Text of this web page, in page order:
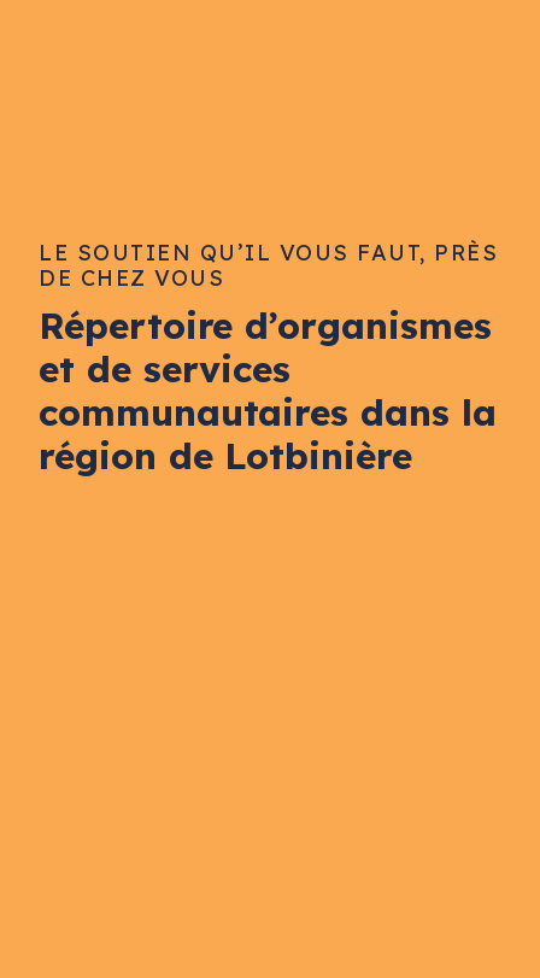
LE SOUTIEN QU’IL VOUS FAUT, PRÈS
DE CHEZ VOUS
Répertoire d’organismes
et de services
communautaires dans la
région de Lotbinière